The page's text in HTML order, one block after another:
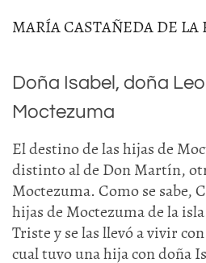
MARÍA CASTAÑEDA DE LA
Doña Isabel, doña
Moctezuma
El destino de las hijas de
distinto al de Don Martín,
Moctezuma. Como se sabe,
hijas de Moctezuma de la
Triste y se las llevó a vivir
cual tuvo una hija con doña